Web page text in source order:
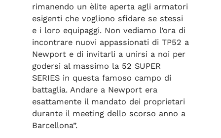
rimanendo un èlite aperta agli armatori
esigenti che vogliono sfidare se stessi
e i loro equipaggi. Non vediamo l’ora di
incontrare nuovi appassionati di TP52 a
Newport e di invitarli a unirsi a noi per
godersi al massimo la 52 SUPER
SERIES in questa famoso campo di
battaglia. Andare a Newport era
esattamente il mandato dei proprietari
durante il meeting dello scorso anno a
Barcellona”.